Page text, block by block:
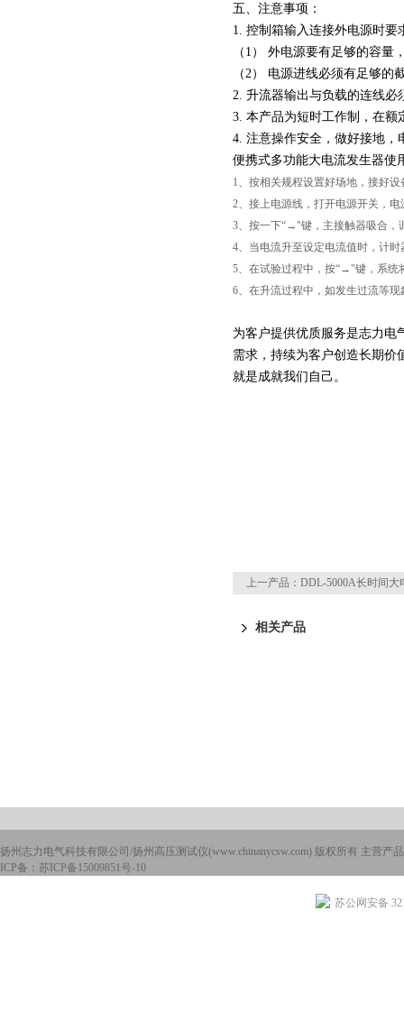
五、注意事项：
1. 控制箱输入连接外电源时要
（1） 外电源要有足够的容
（2） 电源进线必须有足够的
2. 升流器输出与负载的连线必
3. 本产品为短时工作制，在额
4. 注意操作安全，做好接地，
便携式多功能大电流发生器使
1、按相关规程设置好场地，接好
2、接上电源线，打开电源开关，
3、按一下“→"键，主接触器吸合，
4、当电流升至设定电流值时，计
5、在试验过程中，按“→"键，系统
6、在升流过程中，如发生过流等
为客户提供优质服务是志力电
需求，持续为客户创造长期价
就是成就我们自己。
上一产品： DDL-5000A长时间大
相关产品
扬州志力电气科技有限公司/扬州高压测试仪(www.chinanycsw.com) 版权所有 主营产
ICP备： 苏ICP备15009851号-10
苏公网安备